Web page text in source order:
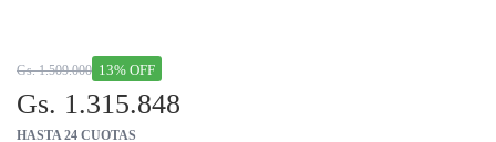
13% OFF
Gs. 1.509.000
Gs. 1.315.848
HASTA 24 CUOTAS